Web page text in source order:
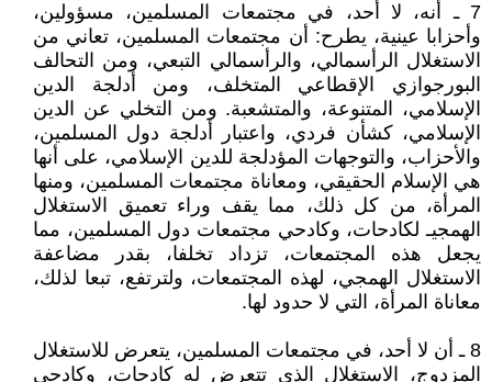
7 ـ أنه، لا أحد، في مجتمعات المسلمين، مسؤولين،
وأحزابا عينية، يطرح: أن مجتمعات المسلمين، تعاني من
الاستغلال الرأسمالي، والرأسمالي التبعي، ومن التحالف
البورجوازي الإقطاعي المتخلف، ومن أدلجة الدين
الإسلامي، المتنوعة، والمتشعبة. ومن التخلي عن الدين
الإسلامي، كشأن فردي، واعتبار أدلجة دول المسلمين،
والأحزاب، والتوجهات المؤدلجة للدين الإسلامي، على أنها
هي الإسلام الحقيقي، ومعاناة مجتمعات المسلمين، ومنها
المرأة، من كل ذلك، مما يقف وراء تعميق الاستغلال
الهمجيـ لكادحات، وكادحي مجتمعات دول المسلمين، مما
يجعل هذه المجتمعات، تزداد تخلفا، بقدر مضاعفة
الاستغلال الهمجي، لهذه المجتمعات، ولترتفع، تبعا لذلك،
معاناة المرأة، التي لا حدود لها.
8 ـ أن لا أحد، في مجتمعات المسلمين، يتعرض للاستغلال
المزدوج، الاستغلال الذي تتعرض له كادحات، وكادحي